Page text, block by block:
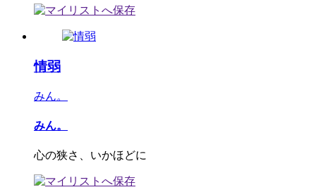
情弱
みん。
みん。
心の狭さ、いかほどに